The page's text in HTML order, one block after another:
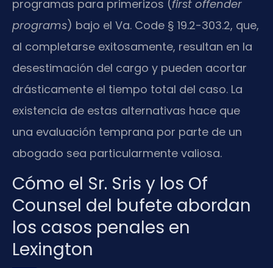
programas para primerizos (first offender
programs) bajo el Va. Code § 19.2-303.2, que,
al completarse exitosamente, resultan en la
desestimación del cargo y pueden acortar
drásticamente el tiempo total del caso. La
existencia de estas alternativas hace que
una evaluación temprana por parte de un
abogado sea particularmente valiosa.
Cómo el Sr. Sris y los Of
Counsel del bufete abordan
los casos penales en
Lexington